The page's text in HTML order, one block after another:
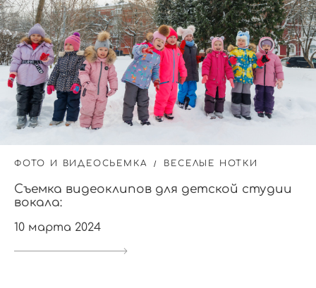
ФОТО И ВИДЕОСЬЕМКА ВЕСЕЛЫЕ НОТКИ
Съемка видеоклипов для детской студии
вокала:
10 марта 2024